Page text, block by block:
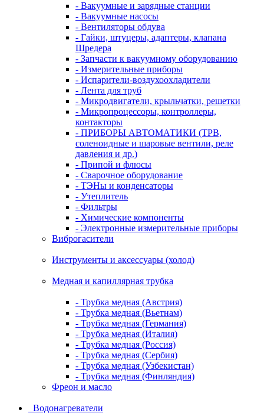
- Вакуумные и зарядные станции
- Вакуумные насосы
- Вентиляторы обдува
- Гайки, штуцеры, адаптеры, клапана
Шредера
- Запчасти к вакуумному оборудованию
- Измерительные приборы
- Испарители-воздухоохладители
- Лента для труб
- Микродвигатели, крыльчатки, решетки
- Микропроцессоры, контроллеры,
контакторы
- ПРИБОРЫ АВТОМАТИКИ (ТРВ,
соленоидные и шаровые вентили, реле
давления и др.)
- Припой и флюсы
- Сварочное оборудование
- ТЭНы и конденсаторы
- Утеплитель
- Фильтры
- Химические компоненты
- Электронные измерительные приборы
Виброгасители
Инструменты и аксессуары (холод)
Медная и капиллярная трубка
- Трубка медная (Австрия)
- Трубка медная (Вьетнам)
- Трубка медная (Германия)
- Трубка медная (Италия)
- Трубка медная (Россия)
- Трубка медная (Сербия)
- Трубка медная (Узбекистан)
- Трубка медная (Финляндия)
Фреон и масло
Водонагреватели